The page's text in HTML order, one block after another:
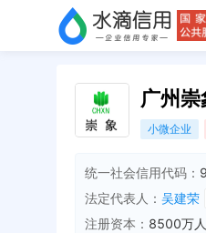
广州
小微企业
统一社会信用代码：
法定代表人： 吴建荣
注册资本： 8500万